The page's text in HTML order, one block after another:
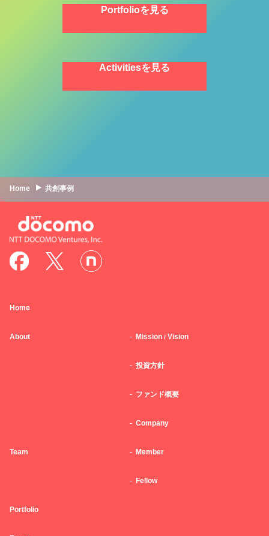
Portfolioを見る
Activitiesを見る
Home 共創事例
Home
About Mission / Vision
投資方針
ファンド概要
Company
Team Member
Fellow
Portfolio